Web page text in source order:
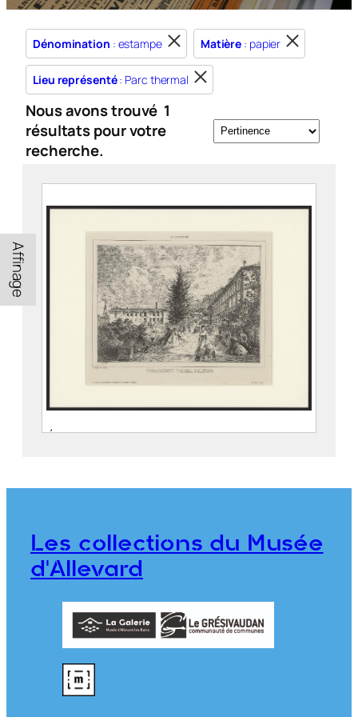
Dénomination : estampe Matière : papier
Lieu représenté: Parc thermal
Nous avons trouvé 1
résultats pour votre
recherche.
Affinage
Établissement thermal d’Allevard
(Vienne, 12 décembre 1841 –
ALLIER FRÈRES
976.7.5
Les collections du Musée
d'Allevard